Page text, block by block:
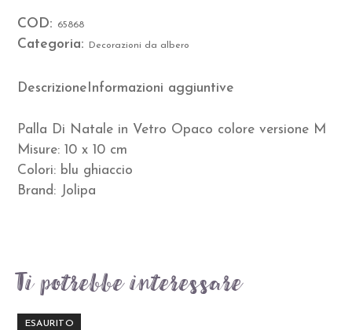
COD: 65868
Categoria: Decorazioni da albero
Descrizione Informazioni aggiuntive
Palla Di Natale in Vetro Opaco colore versione M
Misure: 10 x 10 cm
Colori: blu ghiaccio
Brand: Jolipa
Ti potrebbe interessare…
ESAURITO